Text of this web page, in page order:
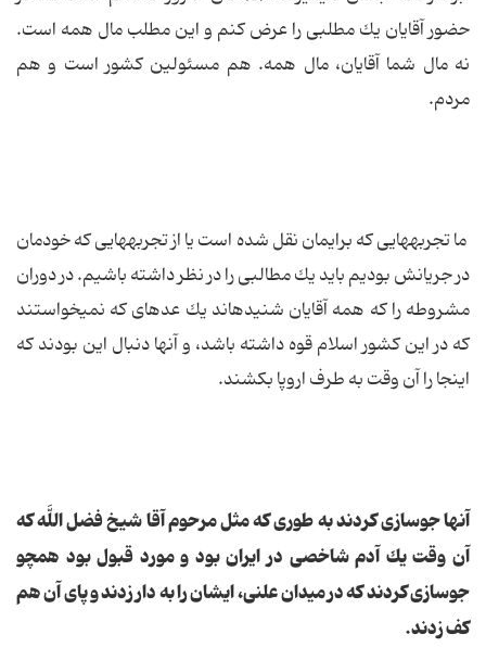
حضور آقایان یك مطلبى را عرض كنم و این مطلب مال همه است.
نه مال شما آقایان، مال همه. هم مسئولین كشور است و هم
مردم.
ما تجربه‏هایى كه برایمان نقل شده است یا از تجربه‏هایى كه خودمان
در جریانش بودیم باید یك مطالبى را در نظر داشته باشیم. در دوران
مشروطه را كه همه آقایان شنیده‏اند یك عده‏اى كه نمى‏خواستند
كه در این كشور اسلام قوه داشته باشد، و آنها دنبال این بودند كه
اینجا را آن وقت به طرف اروپا بكشند.
آنها جوسازى كردند به طورى كه مثل مرحوم آقا شیخ فضل اللَّه كه
آن وقت یك آدم شاخصى در ایران بود و مورد قبول بود همچو
جوسازى كردند كه در میدان علنى، ایشان را به دار زدند و پاى آن هم
كف زدند.